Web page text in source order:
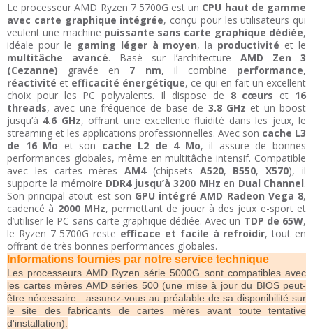
Le processeur AMD Ryzen 7 5700G est un CPU haut de gamme
avec carte graphique intégrée, conçu pour les utilisateurs qui
veulent une machine puissante sans carte graphique dédiée,
idéale pour le gaming léger à moyen, la productivité et le
multitâche avancé. Basé sur l’architectureAMD Zen 3
(Cezanne) gravée en 7 nm, il combine performance,
réactivité et efficacité énergétique, ce qui en fait un excellent
choix pour les PC polyvalents. Il dispose de 8 cœurs et 16
threads, avec une fréquence de base de 3.8 GHz et un boost
jusqu’à 4.6 GHz, offrant une excellente fluidité dans les jeux, le
streaming et les applications professionnelles. Avec son cache L3
de 16 Mo et son cache L2 de 4 Mo, il assure de bonnes
performances globales, même en multitâche intensif. Compatible
avec les cartes mèresAM4(chipsets A520, B550,X570), il
supporte la mémoire DDR4 jusqu’à 3200 MHz en Dual Channel.
Son principal atout est son GPU intégré AMD Radeon Vega 8,
cadencé à 2000 MHz, permettant de jouer à des jeux e-sport et
d’utiliser le PC sans carte graphique dédiée. Avec un TDP de 65W,
le Ryzen 7 5700G reste efficace et facile à refroidir, tout en
offrant de très bonnes performances globales.
Informations fournies par notre service technique
Les processeurs AMD Ryzen série 5000G sont compatibles avec
les cartes mères AMD séries 500 (une mise à jour du BIOS peut-
être nécessaire : assurez-vous au préalable de sa disponibilité sur
le site des fabricants de cartes mères avant toute tentative
d'installation).